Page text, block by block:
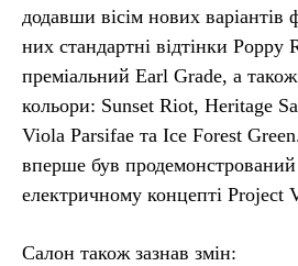
додавши вісім нових варіантів
них стандартні відтінки Poppy
преміальний Earl Grade, а
кольори: Sunset Riot, Heritage
Viola Parsifae та Ice Forest
вперше був
електричному концепті Project
Салон також зазнав змін: